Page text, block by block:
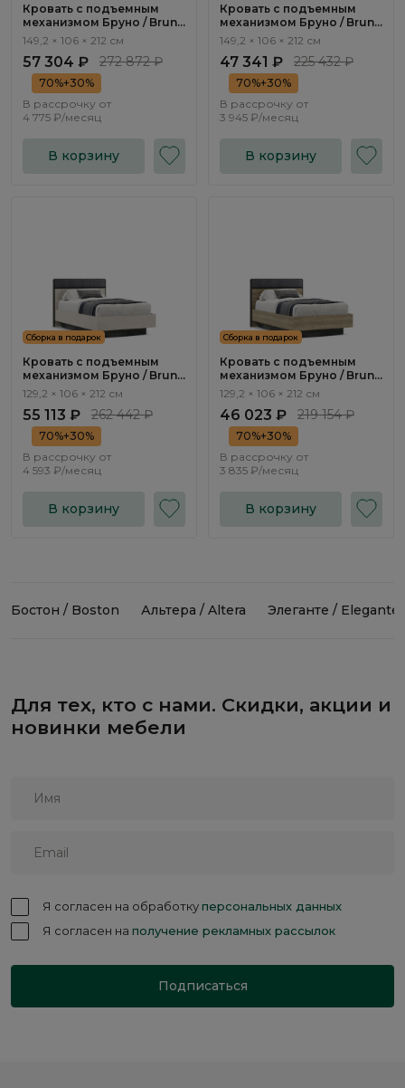
Кровать с подъемным
механизмом Бруно / Bruno
BC1200.2
149,2 × 106 × 212 см
57 304 ₽ 272 872 ₽
70%+30%
В рассрочку от
4 775 ₽/месяц
В корзину
Кровать с подъемным
механизмом Бруно / Bruno
BC1200.1
149,2 × 106 × 212 см
47 341 ₽ 225 432 ₽
70%+30%
В рассрочку от
3 945 ₽/месяц
В корзину
Сборка в подарок
Кровать с подъемным
механизмом Бруно / Bruno
BC1199.2
129,2 × 106 × 212 см
55 113 ₽ 262 442 ₽
70%+30%
В рассрочку от
4 593 ₽/месяц
В корзину
Сборка в подарок
Кровать с подъемным
механизмом Бруно / Bruno
BC1199.1
129,2 × 106 × 212 см
46 023 ₽ 219 154 ₽
70%+30%
В рассрочку от
3 835 ₽/месяц
В корзину
Бостон / Boston Альтера / Altera Элеганте / Elegante
Для тех, кто с нами. Скидки, акции и
новинки мебели
Я согласен на обработкуперсональных данных
Я согласен на получение рекламных рассылок
Подписаться